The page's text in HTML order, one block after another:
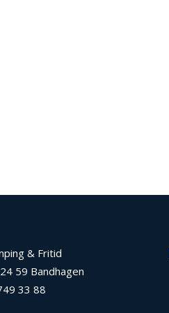
& Fritid
59 Bandhagen
33 88